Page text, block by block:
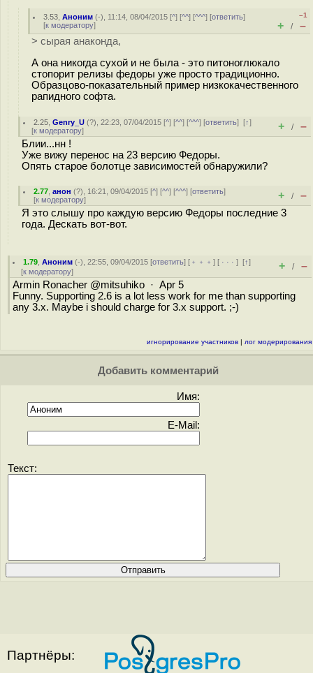
3.53 ,Аноним (-), 11:14, 08/04/2015 [^] [^^] [^^^] [ответить]
[к модератору]
–1
+ / –
> сырая анаконда,
А она никогда сухой и не была - это питоноглюкало
стопорит релизы федоры уже просто традиционно.
Образцово-показательный пример низкокачественного
рапидного софта.
2.25 ,Genry_U (?), 22:23, 07/04/2015 [^] [^^] [^^^] [ответить][↑]
[к модератору] + / –
Блии...нн !
Уже вижу перенос на 23 версию Федоры.
Опять старое болотце зависимостей обнаружили?
2.77 ,анон (?), 16:21, 09/04/2015 [^] [^^] [^^^] [ответить]
[к модератору] + / –
Я это слышу про каждую версию Федоры последние 3
года. Дескать вот-вот.
1.79 ,Аноним (-), 22:55, 09/04/2015 [ответить] [ ﹢﹢﹢] [ · · ·][↑]
[к модератору] + / –
Armin Ronacher @mitsuhiko · Apr 5
Funny. Supporting 2.6 is a lot less work for me than supporting
any 3.x. Maybe i should charge for 3.x support. ;-)
игнорирование участников | лог модерирования
Добавить комментарий
Имя:
E-Mail:
Текст:
Партнёры: